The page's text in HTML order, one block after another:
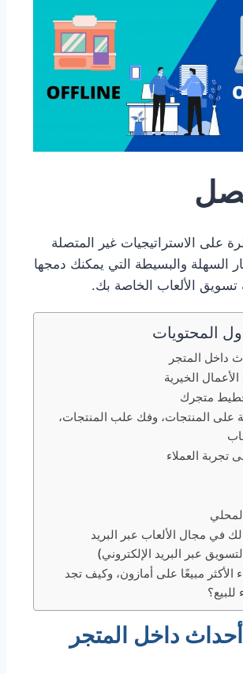
على الاستراتيجيات غير المتصلة
السهلة والبسيطة التي يمكنك دمجها
تسويق الألعاب الخاصة بك.
المحتويات
على المنتجات، وفك علب المنتجات،
في مجال الألعاب عبر البريد
عبر البريد الإلكتروني)
الأكثر مبيعًا على أمازون، وكيف تجد